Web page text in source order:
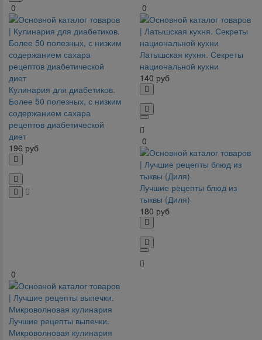
0
Кулинария для диабетиков.
Более 50 полезных, с низким
содержанием сахара
рецептов диабетической
диет
196 руб
0
Латышская кухня. Секреты
национальной кухни
140 руб
0
Лучшие рецепты блюд из
тыквы (Диля)
180 руб
0
Лучшие рецепты выпечки.
Микроволновая кулинария